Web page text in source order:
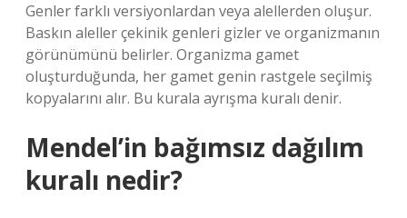
Genler farklı versiyonlardan veya alellerden oluşur.
Baskın aleller çekinik genleri gizler ve organizmanın
görünümünü belirler. Organizma gamet
oluşturduğunda, her gamet genin rastgele seçilmiş
kopyalarını alır. Bu kurala ayrışma kuralı denir.
Mendel’in bağımsız dağılım
kuralı nedir?